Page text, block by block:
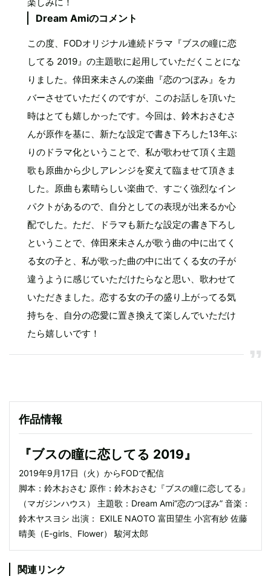
Dream Amiのコメント
この度、FODオリジナル連続ドラマ『ブスの瞳に恋
してる 2019』の主題歌に起用していただくことにな
りました。倖田來未さんの楽曲『恋のつぼみ』をカ
バーさせていただくのですが、このお話しを頂いた
時はとても嬉しかったです。今回は、鈴木おさむさ
んが原作を基に、新たな設定で書き下ろした13年ぶ
りのドラマ化ということで、私が歌わせて頂く主題
歌も原曲から少しアレンジを変えて臨ませて頂きま
した。原曲も素晴らしい楽曲で、すごく強烈なイン
パクトがあるので、自分としての表現が出来るか心
配でした。ただ、ドラマも新たな設定の書き下ろし
ということで、倖田來未さんが歌う曲の中に出てく
る女の子と、私が歌った曲の中に出てくる女の子が
違うように感じていただけたらなと思い、歌わせて
いただきました。恋する女の子の盛り上がってる気
持ちを、自分の恋愛に置き換えて楽しんでいただけ
たら嬉しいです！
作品情報
『ブスの瞳に恋してる 2019』
2019年9月17日（火）からFODで配信
脚本：鈴木おさむ 原作：鈴木おさむ『ブスの瞳に恋してる』
（マガジンハウス） 主題歌：Dream Ami“恋のつぼみ” 音楽：
鈴木ヤスヨシ 出演： EXILE NAOTO 富田望生 小宮有紗 佐藤
晴美（E-girls、Flower） 駿河太郎
関連リンク